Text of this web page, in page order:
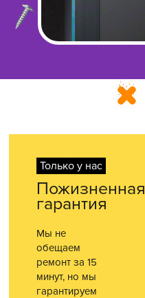
Только у нас
Пожизненная
гарантия
Мы не
обещаем
ремонт за 15
минут, но мы
гарантируем